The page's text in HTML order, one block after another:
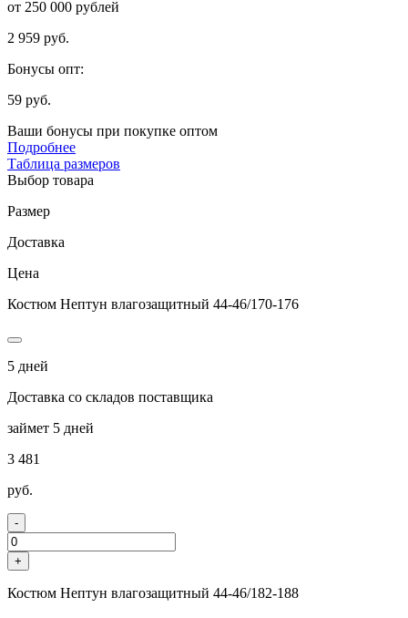
от 250 000 рублей
2 959 руб.
Бонусы опт:
59 руб.
Ваши бонусы при покупке оптом
Подробнее
Таблица размеров
Выбор товара
Размер
Доставка
Цена
Костюм Нептун влагозащитный 44-46/170-176
5 дней
Доставка со складов поставщика
займет 5 дней
3 481
руб.
-
+
Костюм Нептун влагозащитный 44-46/182-188